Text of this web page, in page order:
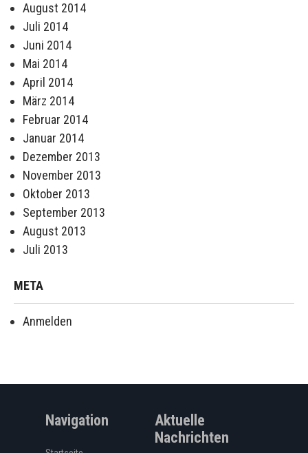
August 2014
Juli 2014
Juni 2014
Mai 2014
April 2014
März 2014
Februar 2014
Januar 2014
Dezember 2013
November 2013
Oktober 2013
September 2013
August 2013
Juli 2013
META
Anmelden
Navigation
Aktuelle
Nachrichten